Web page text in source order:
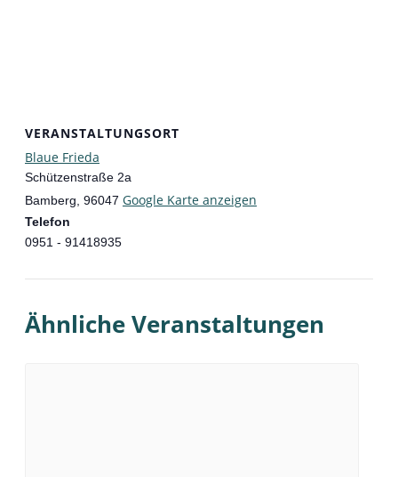
VERANSTALTUNGSORT
Blaue Frieda
Schützenstraße 2a
Bamberg 96047 Google Karte anzeigen
Telefon
0951 - 91418935
Ähnliche Veranstaltungen